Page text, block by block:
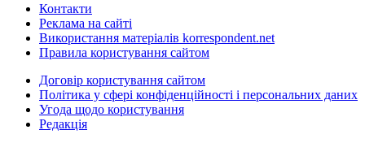
Контакти
Реклама на сайті
Використання матеріалів korrespondent.net
Правила користування сайтом
Договір користування сайтом
Політика у сфері конфіденційності і персональних даних
Угода щодо користування
Редакція